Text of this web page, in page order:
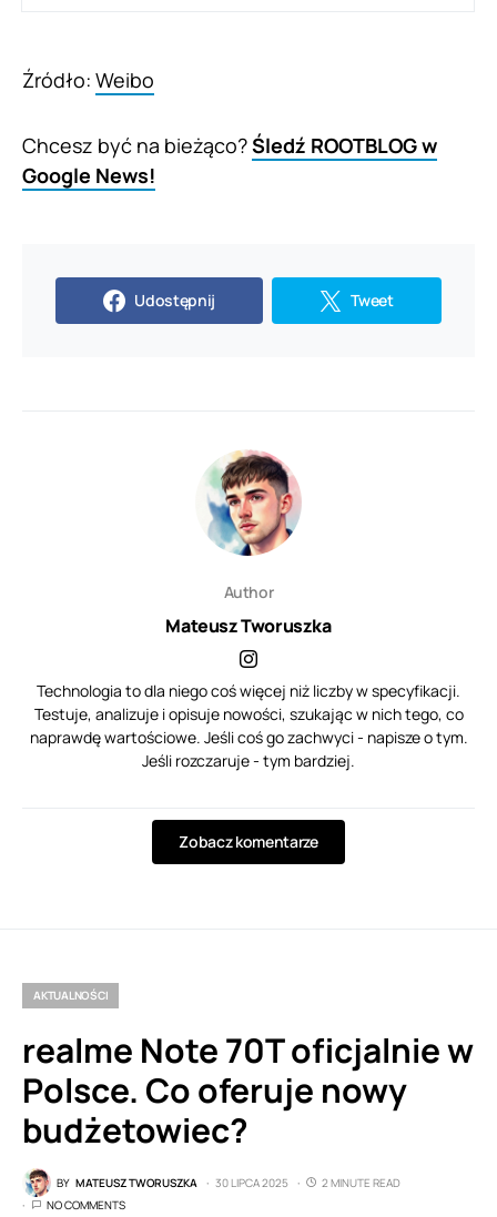
Źródło: Weibo
Chcesz być na bieżąco?Śledź ROOTBLOG w
Google News!
Udostępnij Tweet
Author
Mateusz Tworuszka
Technologia to dla niego coś więcej niż liczby w specyfikacji.
Testuje, analizuje i opisuje nowości, szukając w nich tego, co
naprawdę wartościowe. Jeśli coś go zachwyci - napisze o tym.
Jeśli rozczaruje - tym bardziej.
Zobacz komentarze
AKTUALNOŚCI
realme Note 70T oficjalnie w
Polsce. Co oferuje nowy
budżetowiec?
BY MATEUSZ TWORUSZKA 30 LIPCA 2025
2 MINUTE READ
NO COMMENTS